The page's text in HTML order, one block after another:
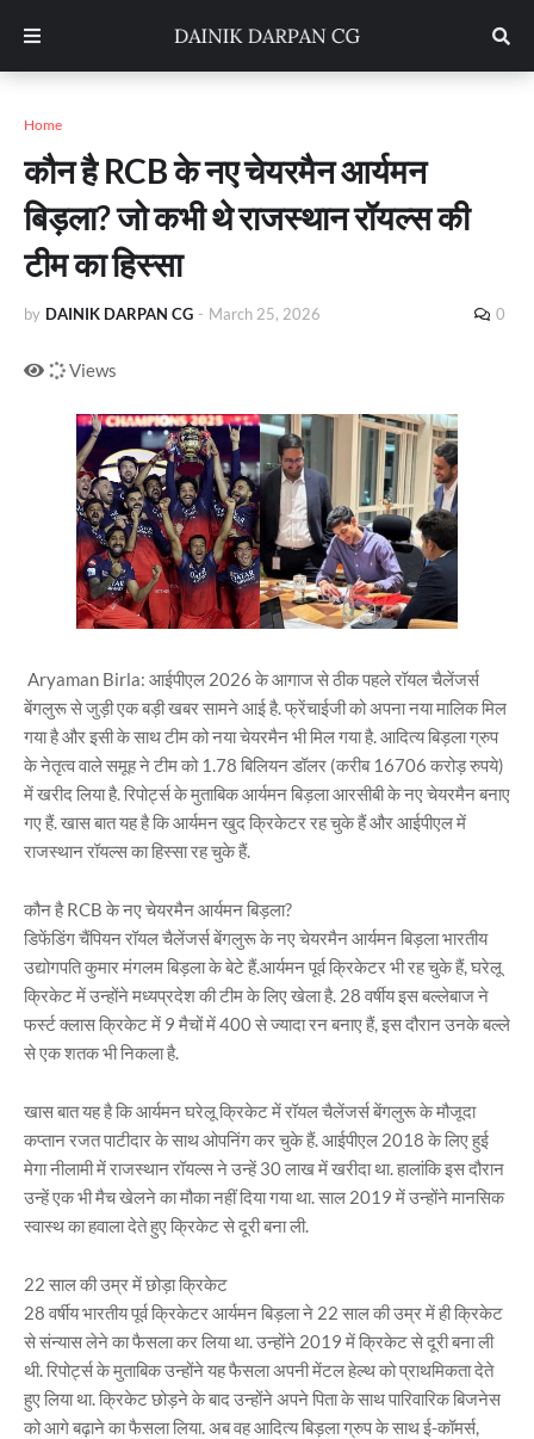
Home
कौन है RCB के नए चेयरमैन आर्यमन
बिड़ला? जो कभी थे राजस्थान रॉयल्स की
टीम का हिस्सा
by DAINIK DARPAN CG - March 25, 2026 0
Views
Aryaman Birla: आईपीएल 2026 के आगाज से ठीक पहले रॉयल चैलेंजर्स
बेंगलुरू से जुड़ी एक बड़ी खबर सामने आई है. फ्रेंचाईजी को अपना नया मालिक मिल
गया है और इसी के साथ टीम को नया चेयरमैन भी मिल गया है. आदित्य बिड़ला ग्रुप
के नेतृत्व वाले समूह ने टीम को 1.78 बिलियन डॉलर (करीब 16706 करोड़ रुपये)
में खरीद लिया है. रिपोर्ट्स के मुताबिक आर्यमन बिड़ला आरसीबी के नए चेयरमैन बनाए
गए हैं. खास बात यह है कि आर्यमन खुद क्रिकेटर रह चुके हैं और आईपीएल में
राजस्थान रॉयल्स का हिस्सा रह चुके हैं.
कौन है RCB के नए चेयरमैन आर्यमन बिड़ला?
डिफेंडिंग चैंपियन रॉयल चैलेंजर्स बेंगलुरू के नए चेयरमैन आर्यमन बिड़ला भारतीय
उद्योगपति कुमार मंगलम बिड़ला के बेटे हैं.आर्यमन पूर्व क्रिकेटर भी रह चुके हैं, घरेलू
क्रिकेट में उन्होंने मध्यप्रदेश की टीम के लिए खेला है. 28 वर्षीय इस बल्लेबाज ने
फर्स्ट क्लास क्रिकेट में 9 मैचों में 400 से ज्यादा रन बनाए हैं, इस दौरान उनके बल्ले
से एक शतक भी निकला है.
खास बात यह है कि आर्यमन घरेलू क्रिकेट में रॉयल चैलेंजर्स बेंगलुरू के मौजूदा
कप्तान रजत पाटीदार के साथ ओपनिंग कर चुके हैं. आईपीएल 2018 के लिए हुई
मेगा नीलामी में राजस्थान रॉयल्स ने उन्हें 30 लाख में खरीदा था. हालांकि इस दौरान
उन्हें एक भी मैच खेलने का मौका नहीं दिया गया था. साल 2019 में उन्होंने मानसिक
स्वास्थ का हवाला देते हुए क्रिकेट से दूरी बना ली.
22 साल की उम्र में छोड़ा क्रिकेट
28 वर्षीय भारतीय पूर्व क्रिकेटर आर्यमन बिड़ला ने 22 साल की उम्र में ही क्रिकेट
से संन्यास लेने का फैसला कर लिया था. उन्होंने 2019 में क्रिकेट से दूरी बना ली
थी. रिपोर्ट्स के मुताबिक उन्होंने यह फैसला अपनी मेंटल हेल्थ को प्राथमिकता देते
हुए लिया था. क्रिकेट छोड़ने के बाद उन्होंने अपने पिता के साथ पारिवारिक बिजनेस
को आगे बढ़ाने का फैसला लिया. अब वह आदित्य बिड़ला ग्रुप के साथ ई-कॉमर्स,